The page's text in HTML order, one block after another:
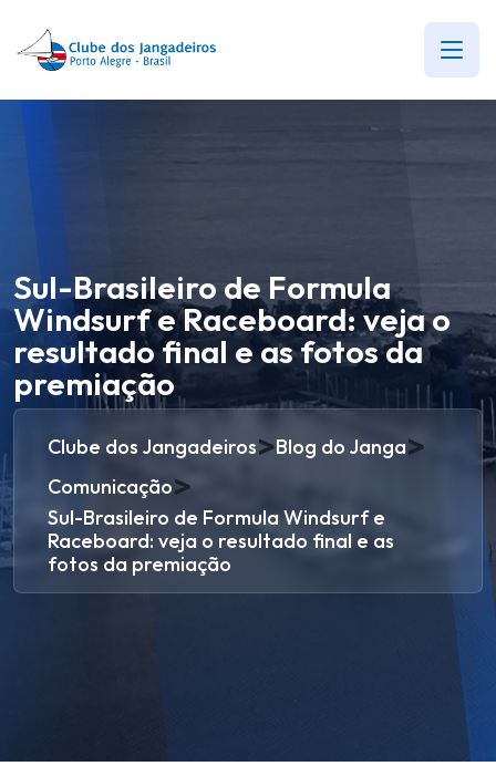
Sul-Brasileiro de Formula
Windsurf e Raceboard: veja o
resultado final e as fotos da
premiação
Clube dos Jangadeiros>Blog do Janga>
Comunicação>
Sul-Brasileiro de Formula Windsurf e
Raceboard: veja o resultado final e as
fotos da premiação